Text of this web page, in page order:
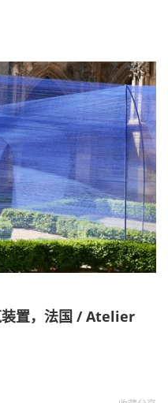
置，法国 / Atelier